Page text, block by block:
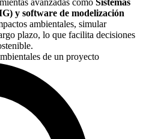
para mitigar el efecto de
avanzadas como Sistemas
y software de modelización
ambientales, simular
plazo, lo que facilita decisiones
de un proyecto